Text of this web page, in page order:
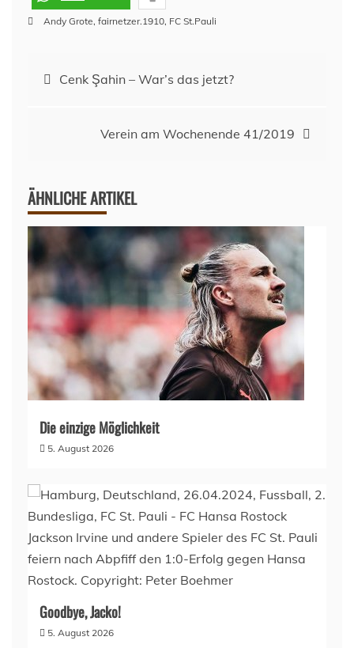
Andy Grote, fairnetzer.1910, FC St.Pauli
Beitragsnavigation
Cenk Şahin – War’s das jetzt?
Verein am Wochenende 41/2019
ÄHNLICHE ARTIKEL
Die einzige Möglichkeit
5. August 2026
Goodbye, Jacko!
5. August 2026